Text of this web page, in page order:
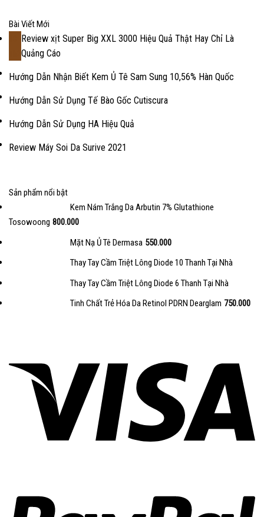
Bài Viết Mới
Review xịt Super Big XXL 3000 Hiệu Quả Thật Hay Chỉ Là
Quảng Cáo
Hướng Dẫn Nhận Biết Kem Ủ Tê Sam Sung 10,56% Hàn Quốc
Hướng Dẫn Sử Dụng Tế Bào Gốc Cutiscura
Hướng Dẫn Sử Dụng HA Hiệu Quả
Review Máy Soi Da Surive 2021
Sản phẩm nổi bật
Kem Nám Trắng Da Arbutin 7% Glutathione
Tosowoong 800.000
Mặt Nạ Ủ Tê Dermasa 550.000
Thay Tay Cầm Triệt Lông Diode 10 Thanh Tại Nhà
Thay Tay Cầm Triệt Lông Diode 6 Thanh Tại Nhà
Tinh Chất Trẻ Hóa Da Retinol PDRN Dearglam 750.000